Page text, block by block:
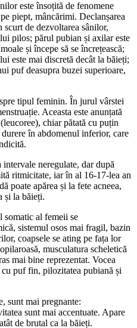
este însoțită de fenomene
piept, mâncărimi. Declanșarea
scurt de dezvoltarea sânilor,
pilos; părul pubian și axilar este
și începe să se încrețească;
este mai discretă decât la băieți;
puf deasupra buzei superioare,
tipul feminin. În jurul vârstei
Aceasta este anunțată
chiar pătată cu puțin
în abdomenul inferior, care
neregulate, dar după
ritmicitate, iar în al 16-17-lea an
poate apărea și la fete acneea,
și la băieți.
somatic al femeii se
sistemul osos mai fragil, bazin
coapsele se ating pe fața lor
musculatura scheletică
mai bine reprezentat. Vocea
cu puf fin, pilozitatea pubiană și
sunt mai pregnante:
sunt mai accentuate. Apare
de brutal ca la băieți.